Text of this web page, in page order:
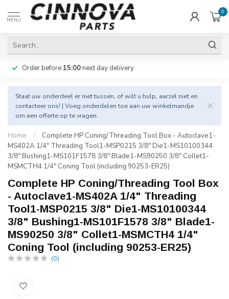
MENU
0
Order before 15:00next day delivery
Staat uw onderdeel er niet tussen, of wilt u hulp, aarzel niet en
contacteer ons! | Voeg onderdelen toe aan uw winkelmandje
om een offerte op te vragen.
Home /
Complete HP Coning/Threading Tool Box - Autoclave1-
MS402A 1/4" Threading Tool1-MSP0215 3/8" Die1-MS10100344
3/8" Bushing1-MS101F1578 3/8" Blade1-MS90250 3/8" Collet1-
MSMCTH4 1/4" Coning Tool (including 90253-ER25)
Complete HP Coning/Threading Tool Box
- Autoclave1-MS402A 1/4" Threading
Tool1-MSP0215 3/8" Die1-MS10100344
3/8" Bushing1-MS101F1578 3/8" Blade1-
MS90250 3/8" Collet1-MSMCTH4 1/4"
Coning Tool (including 90253-ER25)
(0)